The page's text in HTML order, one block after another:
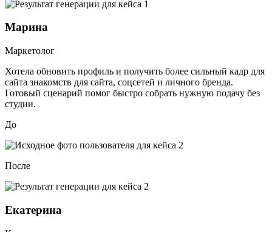
Марина
Маркетолог
Хотела обновить профиль и получить более сильный кадр для
сайта знакомств для сайта, соцсетей и личного бренда.
Готовый сценарий помог быстро собрать нужную подачу без
студии.
До
После
Екатерина